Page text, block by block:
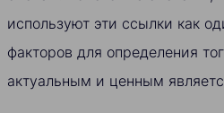
используют эти ссылки как
факторов для определения
актуальным и ценным